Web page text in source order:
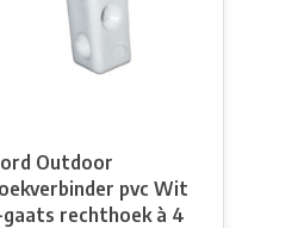
Outdoor
pvc Wit
rechthoek à 4